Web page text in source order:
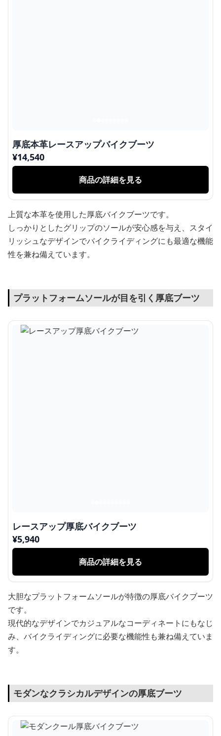
厚底本革レースアップバイクブーツ
¥14,540
商品の詳細を見る
上質な本革を使用した厚底バイクブーツです。
しっかりとしたグリップのソールが安心感を与え、スタイ
リッシュなデザインでバイクライディングにも最適な機能
性を兼ね備えています。
プラットフォームソールが目を引く厚底ブーツ
レースアップ厚底バイクブーツ
¥5,940
商品の詳細を見る
大胆なプラットフォームソールが特徴の厚底バイクブーツ
です。
現代的なデザインでカジュアルなコーディネートにもなじ
み、バイクライディングに必要な機能性も兼ね備えていま
す。
モダンなクラシカルデザインの厚底ブーツ